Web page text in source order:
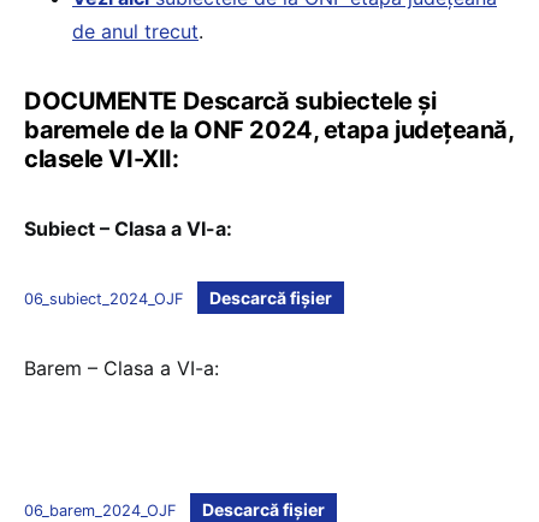
de anul trecut.
DOCUMENTE Descarcă subiectele și
baremele de la ONF 2024, etapa județeană,
clasele VI-XII:
Subiect – Clasa a VI-a:
06_subiect_2024_OJF Descarcă fișier
Barem – Clasa a VI-a:
06_barem_2024_OJF Descarcă fișier